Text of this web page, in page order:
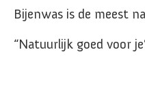
Bijenwas is de meest
“Natuurlijk goed voor